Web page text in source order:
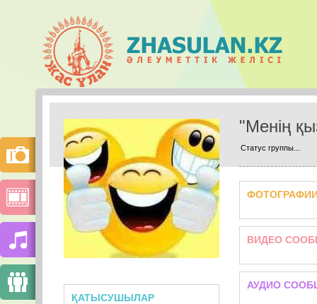
"Менің
Статус группы...
ҚАТЫСУШЫЛАР
ВИДЕО
АУДИО